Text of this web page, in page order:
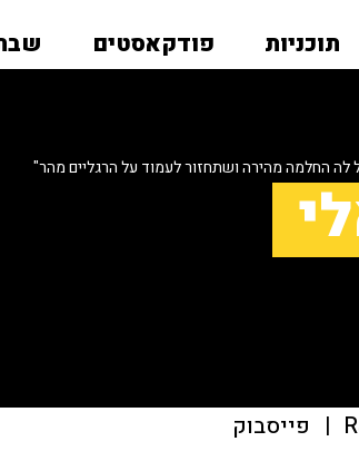
תוכניות פודקאסטים
לה החלמה מהירה ושתחזור לעמוד על הרגליים מהר"
| פייסבוק